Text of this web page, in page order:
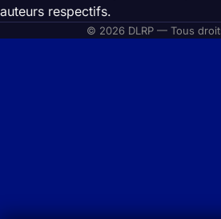
auteurs respectifs.
© 2026 DLRP — Tous